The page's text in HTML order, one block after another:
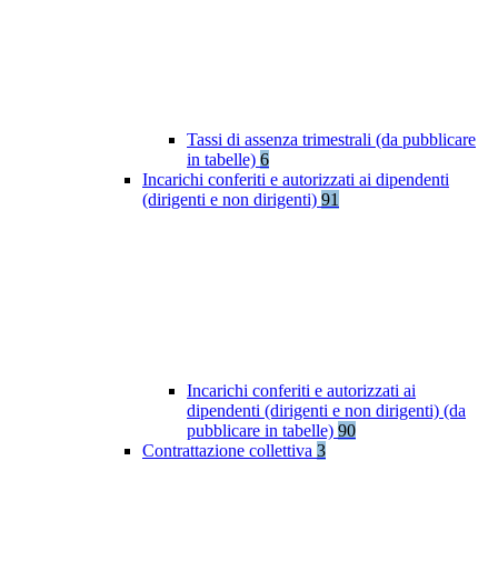
Tassi di assenza trimestrali (da pubblicare
in tabelle) 6
Incarichi conferiti e autorizzati ai dipendenti
(dirigenti e non dirigenti) 91
Incarichi conferiti e autorizzati ai
dipendenti (dirigenti e non dirigenti) (da
pubblicare in tabelle) 90
Contrattazione collettiva 3